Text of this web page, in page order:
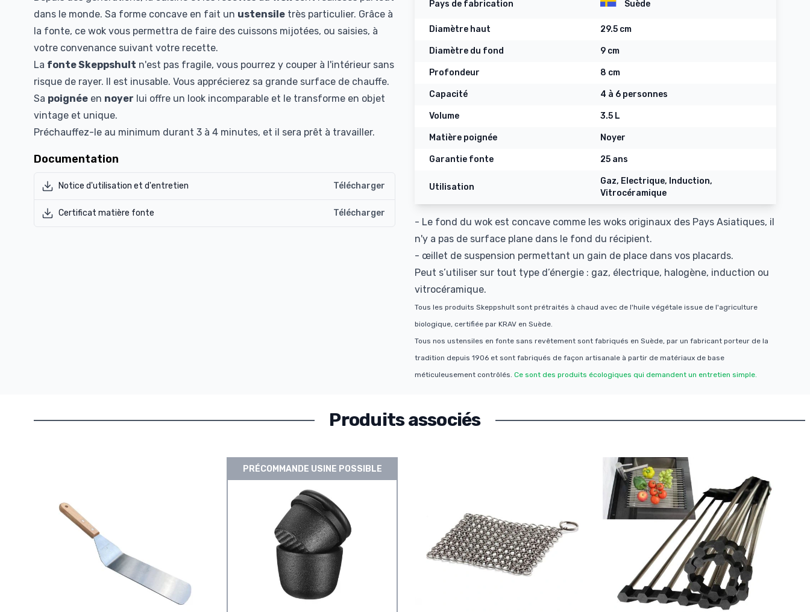
dans le monde. Sa forme concave en fait un ustensile très particulier. Grâce à
la fonte, ce wok vous permettra de faire des cuissons mijotées, ou saisies, à
votre convenance suivant votre recette.
La fonte Skeppshult n'est pas fragile, vous pourrez y couper à l'intérieur sans
risque de rayer. Il est inusable. Vous apprécierez sa grande surface de chauffe.
Sa poignée en noyer lui offre un look incomparable et le transforme en objet
vintage et unique.
Préchauffez-le au minimum durant 3 à 4 minutes, et il sera prêt à travailler.
Documentation
Notice d'utilisation et d'entretien Télécharger
Certificat matière fonte Télécharger
Pays de fabrication Suède
Diamètre haut 29.5 cm
Diamètre du fond 9 cm
Profondeur 8 cm
Capacité 4 à 6 personnes
Volume 3.5 L
Matière poignée Noyer
Garantie fonte 25 ans
Utilisation
Gaz, Electrique, Induction,
Vitrocéramique
- Le fond du wok est concave comme les woks originaux des Pays Asiatiques, il
n'y a pas de surface plane dans le fond du récipient.
- œillet de suspension permettant un gain de place dans vos placards.
Peut s’utiliser sur tout type d’énergie : gaz, électrique, halogène, induction ou
vitrocéramique.
Tous les produits Skeppshult sont prétraités à chaud avec de l'huile végétale issue de l'agriculture
biologique, certifiée par KRAV en Suède.
Tous nos ustensiles en fonte sans revêtement sont fabriqués en Suède, par un fabricant porteur de la
tradition depuis 1906 et sont fabriqués de façon artisanale à partir de matériaux de base
méticuleusement contrôlés. Ce sont des produits écologiques qui demandent un entretien simple.
Produits associés
PRÉCOMMANDE USINE POSSIBLE